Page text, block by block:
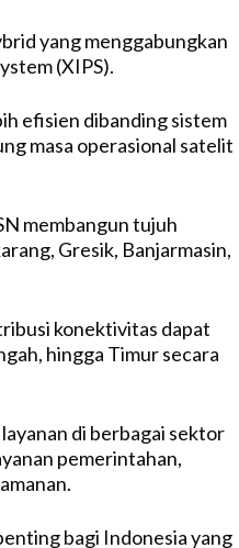
yang menggabungkan
(XIPS).
efisien dibanding sistem
masa operasional satelit
membangun tujuh
Gresik, Banjarmasin,
konektivitas dapat
hingga Timur secara
di berbagai sektor
pemerintahan,
bagi Indonesia yang